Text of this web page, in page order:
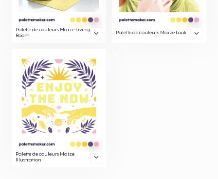
Palette de couleurs Maize Living
Room
Palette de couleurs Maize Look
Palette de couleurs Maize
Illustration